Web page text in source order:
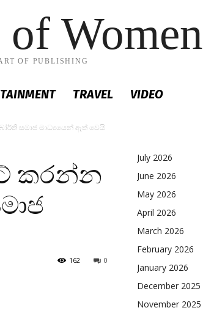
Women
OF PUBLISHING
TRAVEL VIDEO
සමාජ මාධ්‍යයෙන් ඈත් වෙයි
කරන්න
0
162
July 2026
June 2026
May 2026
April 2026
March 2026
February 2026
January 2026
December 2025
November 2025